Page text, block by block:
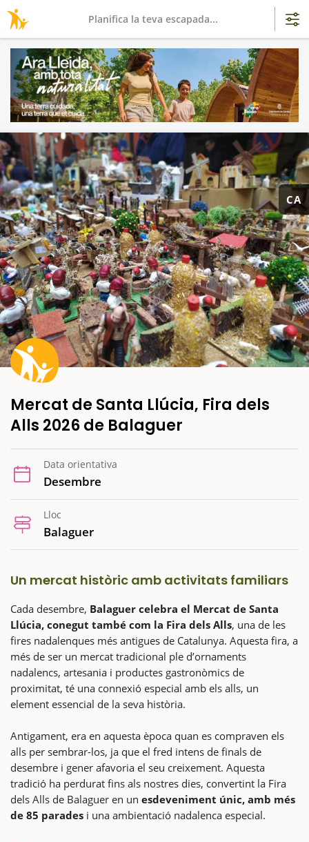
CA
Mercat de Santa Llúcia, Fira dels
Alls 2026 de Balaguer
Data orientativa
Desembre
Lloc
Balaguer
Un mercat històric amb activitats familiars
Cada desembre, Balaguer celebra el Mercat de Santa
Llúcia, conegut també com la Fira dels Alls, una de les
fires nadalenques més antigues de Catalunya. Aquesta fira, a
més de ser un mercat tradicional ple d’ornaments
nadalencs, artesania i productes gastronòmics de
proximitat, té una connexió especial amb els alls, un
element essencial de la seva història.
Antigament, era en aquesta època quan es compraven els
alls per sembrar-los, ja que el fred intens de finals de
desembre i gener afavoria el seu creixement. Aquesta
tradició ha perdurat fins als nostres dies, convertint la Fira
dels Alls de Balaguer en un esdeveniment únic, amb més
de 85 parades i una ambientació nadalenca especial.
Planifica la teva escapada...